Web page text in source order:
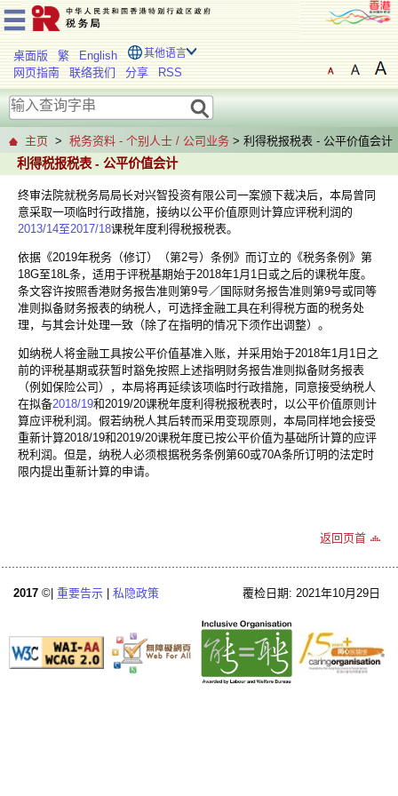
桌面版 繁 English 其他语言
网页指南 联络我们 分享 RSS
主页 > 税务资料 - 个别人士 / 公司业务 > 利得税报税表 - 公平价值会计
利得税报税表 - 公平价值会计
终审法院就税务局局长对兴智投资有限公司一案颁下裁决后，本局曾同
意采取一项临时行政措施，接纳以公平价值原则计算应评税利润的
2013/14至2017/18课税年度利得税报税表。
依据《2019年税务（修订）（第2号）条例》而订立的《税务条例》第
18G至18L条，适用于评税基期始于2018年1月1日或之后的课税年度。
条文容许按照香港财务报告准则第9号／国际财务报告准则第9号或同等
准则拟备财务报表的纳税人，可选择金融工具在利得税方面的税务处
理，与其会计处理一致（除了在指明的情况下须作出调整）。
如纳税人将金融工具按公平价值基准入账，并采用始于2018年1月1日之
前的评税基期或获暂时豁免按照上述指明财务报告准则拟备财务报表
（例如保险公司），本局将再延续该项临时行政措施，同意接受纳税人
在拟备2018/19和2019/20课税年度利得税报税表时，以公平价值原则计
算应评税利润。假若纳税人其后转而采用变现原则，本局同样地会接受
重新计算2018/19和2019/20课税年度已按公平价值为基础所计算的应评
税利润。但是，纳税人必须根据税务条例第60或70A条所订明的法定时
限内提出重新计算的申请。
返回页首
2017 ©| 重要告示 私隐政策 覆检日期: 2021年10月29日